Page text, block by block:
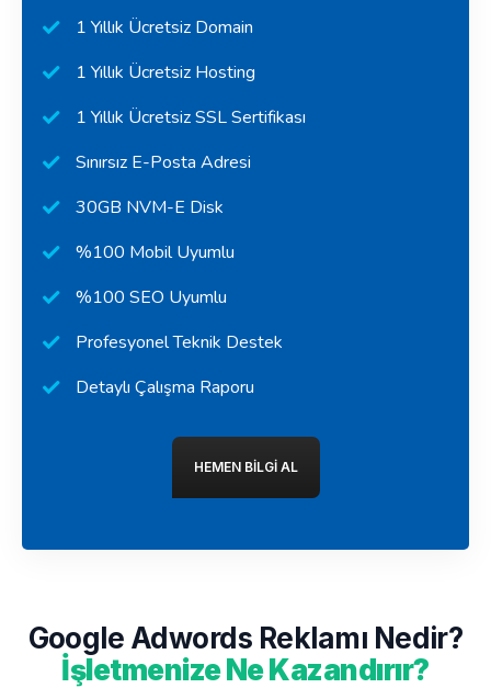
1 Yıllık Ücretsiz Domain
1 Yıllık Ücretsiz Hosting
1 Yıllık Ücretsiz SSL Sertifikası
Sınırsız E-Posta Adresi
30GB NVM-E Disk
%100 Mobil Uyumlu
%100 SEO Uyumlu
Profesyonel Teknik Destek
Detaylı Çalışma Raporu
HEMEN BILGI AL
Google Adwords Reklamı Nedir?
İşletmenize Ne Kazandırır?